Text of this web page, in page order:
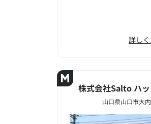
詳し
株式会社Salto ハ
山口県山口市大